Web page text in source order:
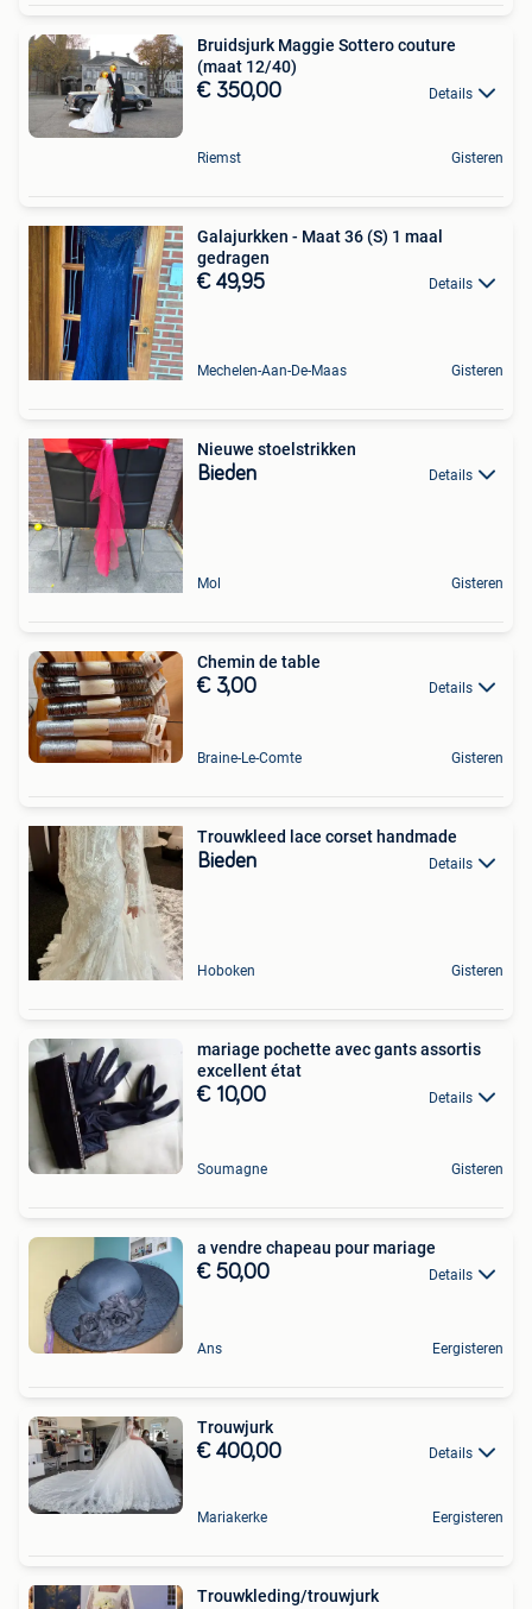
Bruidsjurk Maggie Sottero couture
(maat 12/40)
€ 350,00 Details
Riemst Gisteren
Galajurkken - Maat 36 (S) 1 maal
gedragen
€ 49,95 Details
Mechelen-Aan-De-Maas Gisteren
Nieuwe stoelstrikken
Bieden Details
Mol Gisteren
Chemin de table
€ 3,00 Details
Braine-Le-Comte Gisteren
Trouwkleed lace corset handmade
Bieden Details
Hoboken Gisteren
mariage pochette avec gants assortis
excellent état
€ 10,00 Details
Soumagne Gisteren
a vendre chapeau pour mariage
€ 50,00 Details
Ans Eergisteren
Trouwjurk
€ 400,00 Details
Mariakerke Eergisteren
Trouwkleding/trouwjurk